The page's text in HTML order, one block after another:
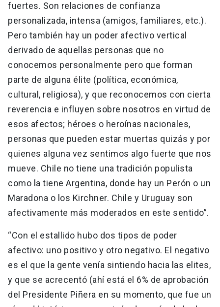
fuertes. Son relaciones de confianza
personalizada, intensa (amigos, familiares, etc.).
Pero también hay un poder afectivo vertical
derivado de aquellas personas que no
conocemos personalmente pero que forman
parte de alguna élite (política, económica,
cultural, religiosa), y que reconocemos con cierta
reverencia e influyen sobre nosotros en virtud de
esos afectos; héroes o heroínas nacionales,
personas que pueden estar muertas quizás y por
quienes alguna vez sentimos algo fuerte que nos
mueve. Chile no tiene una tradición populista
como la tiene Argentina, donde hay un Perón o un
Maradona o los Kirchner. Chile y Uruguay son
afectivamente más moderados en este sentido”.
“Con el estallido hubo dos tipos de poder
afectivo: uno positivo y otro negativo. El negativo
es el que la gente venía sintiendo hacia las elites,
y que se acrecentó (ahí está el 6% de aprobación
del Presidente Piñera en su momento, que fue un